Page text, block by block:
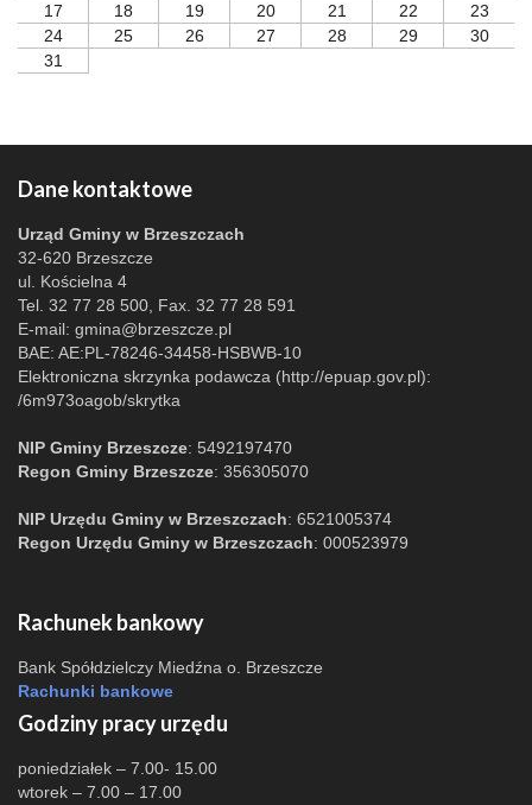
17
18 19 20 21 22
23
24
25 26 27 28 29
30
31
Dane kontaktowe
Urząd Gminy w Brzeszczach
32-620 Brzeszcze
ul. Kościelna 4
Tel. 32 77 28 500, Fax. 32 77 28 591
E-mail: gmina@brzeszcze.pl
BAE: AE:PL-78246-34458-HSBWB-10
Elektroniczna skrzynka podawcza (http://epuap.gov.pl):
/6m973oagob/skrytka
NIP Gminy Brzeszcze: 5492197470
Regon Gminy Brzeszcze: 356305070
NIP Urzędu Gminy w Brzeszczach: 6521005374
Regon Urzędu Gminy w Brzeszczach: 000523979
Rachunek bankowy
Bank Spółdzielczy Miedźna o. Brzeszcze
Rachunki bankowe
Godziny pracy urzędu
poniedziałek – 7.00- 15.00
wtorek – 7.00 – 17.00